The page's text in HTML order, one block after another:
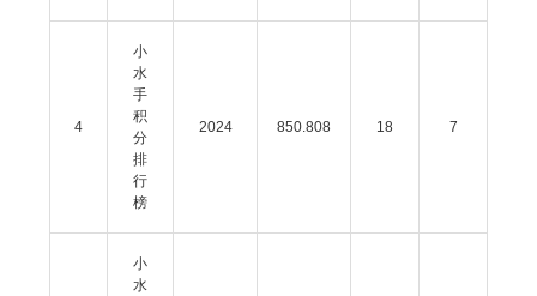
4
小
水
手
积
分
排
行
榜
2024 850.808 18 7
小
水